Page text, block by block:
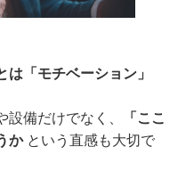
「モチベーション」
備だけでなく、
「ここ
かという直感も大切で